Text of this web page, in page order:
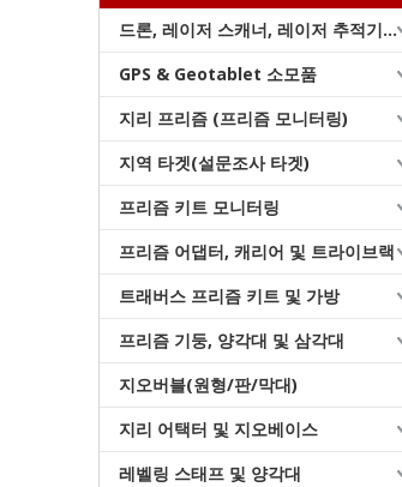
드론, 레이저 스캐너, 레이저 추적기 및 슬램
GPS & Geotablet 소모품
지리 프리즘 (프리즘 모니터링)
지역 타겟(설문조사 타겟)
프리즘 키트 모니터링
프리즘 어댑터, 캐리어 및 트라이브랙
트래버스 프리즘 키트 및 가방
프리즘 기둥, 양각대 및 삼각대
지오버블(원형/판/막대)
지리 어택터 및 지오베이스
레벨링 스태프 및 양각대
마운팅 세트 어댑터
장착 세트 (GHT112, M20/AL)